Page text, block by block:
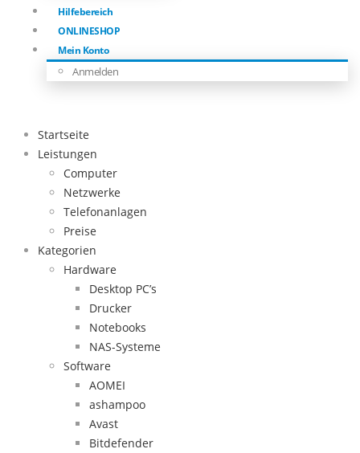
Hilfebereich
ONLINESHOP
Mein Konto
Anmelden
Startseite
Leistungen
Computer
Netzwerke
Telefonanlagen
Preise
Kategorien
Hardware
Desktop PC’s
Drucker
Notebooks
NAS-Systeme
Software
AOMEI
ashampoo
Avast
Bitdefender